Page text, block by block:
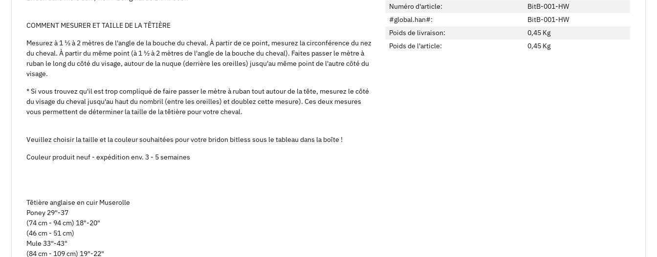
COMMENT MESURER ET TAILLE DE LA TÊTIÈRE
Mesurez à 1 ½ à 2 mètres de l'angle de la bouche du cheval. À partir de ce point, mesurez la circonférence du nez
du cheval. À partir du même point (à 1 ½ à 2 mètres de l'angle de la bouche du cheval). Faites passer le mètre à
ruban le long du côté du visage, autour de la nuque (derrière les oreilles) jusqu'au même point de l'autre côté du
visage.
* Si vous trouvez qu'il est trop compliqué de faire passer le mètre à ruban tout autour de la tête, mesurez le côté
du visage du cheval jusqu'au haut du nombril (entre les oreilles) et doublez cette mesure). Ces deux mesures
vous permettent de déterminer la taille de la têtière pour votre cheval.
Veuillez choisir la taille et la couleur souhaitées pour votre bridon bitless sous le tableau dans la boîte !
Couleur produit neuf - expédition env. 3 - 5 semaines
Têtière anglaise en cuir Muserolle
Poney 29"-37
(74 cm - 94 cm) 18"-20"
(46 cm - 51 cm)
Mule 33"-43"
(84 cm - 109 cm) 19"-22"
Numéro d'article:
BitB-001-HW
#global.han#:
BitB-001-HW
Poids de livraison:
0,45 Kg
Poids de l'article:
0,45 Kg